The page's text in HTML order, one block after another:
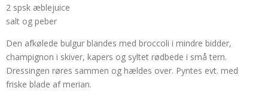
2 spsk æblejuice
salt og peber
Den afkølede bulgur blandes med broccoli i mindre bidder,
champignon i skiver, kapers og syltet rødbede i små tern.
Dressingen røres sammen og hældes over. Pyntes evt. med
friske blade af merian.